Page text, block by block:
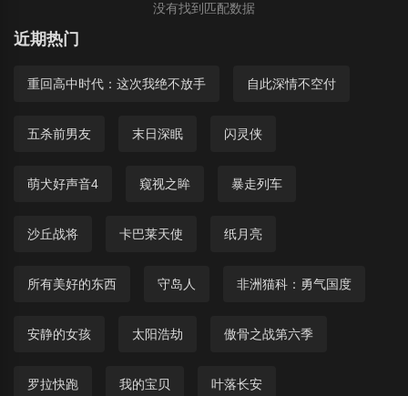
没有找到匹配数据
近期热门
重回高中时代：这次我绝不放手 自此深情不空付
五杀前男友 末日深眠 闪灵侠
萌犬好声音4 窥视之眸 暴走列车
沙丘战将 卡巴莱天使 纸月亮
所有美好的东西 守岛人 非洲猫科：勇气国度
安静的女孩 太阳浩劫 傲骨之战第六季
罗拉快跑 我的宝贝 叶落长安